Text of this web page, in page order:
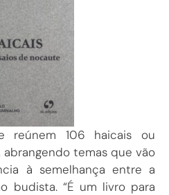
reúnem 106 haicais ou
abrangendo temas que vão
à semelhança entre a
budista. “É um livro para